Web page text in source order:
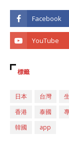
標籤
日本 台灣
香港
泰國
韓國
app